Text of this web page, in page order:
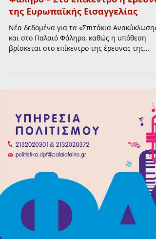
27 Ιουλ διαβάστηκε 3 λεπτά
Στον «αέρα» τα Σπιτάκια
Ανακύκλωσης και στο Παλαιό
της Ευρωπαϊκής Εισαγγελίας
βρίσκεται στο επίκεντρο της έρευνας της
Ευρωπαϊκής Εισαγγελίας, ενώ η ΤΕΧΑΝ
διακόπτει την επιχειρησιακή υποστήριξή
και ο ΕΔΣΝΑ καλεί τους δήμους να αναλάβουν
προσωρινά τη λειτουργία τους.